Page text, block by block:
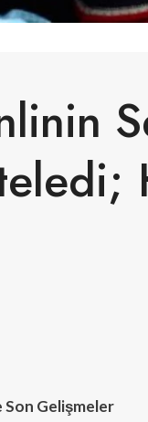
Son Gelişmeler